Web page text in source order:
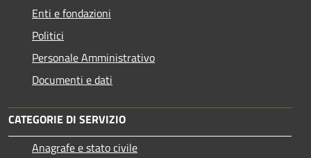
Enti e fondazioni
Politici
Personale Amministrativo
Documenti e dati
CATEGORIE DI SERVIZIO
Anagrafe e stato civile